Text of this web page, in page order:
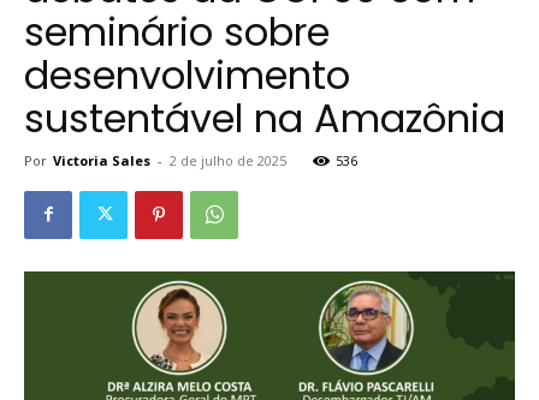
seminário sobre
desenvolvimento
sustentável na Amazônia
Por Victoria Sales - 2 de julho de 2025 536